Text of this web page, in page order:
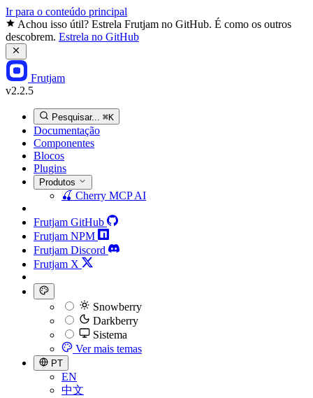
Ir para o conteúdo principal
Achou isso útil? Estrela Frutjam no GitHub. É como os outros
descobrem. Estrela no GitHub
Frutjam
v2.2.5
Pesquisar... ⌘K
Documentação
Componentes
Blocos
Plugins
Produtos
🍒 Cherry MCPAI
Frutjam GitHub
Frutjam NPM
Frutjam Discord
Frutjam X
Snowberry
Darkberry
Sistema
Ver mais temas
PT
EN
中文